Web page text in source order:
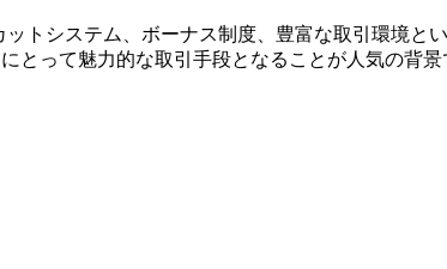
トシステム、ボーナス制度、豊富な取引環境
とって魅力的な取引手段となることが人気の背景